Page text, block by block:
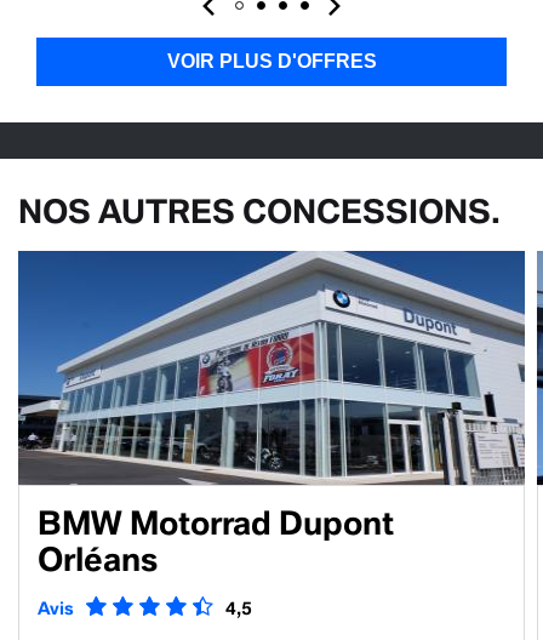
VOIR PLUS D'OFFRES
NOS AUTRES CONCESSIONS.
BMW Motorrad Dupont
Orléans
Avis 4,5